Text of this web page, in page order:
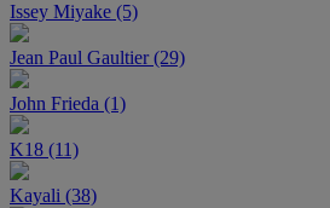
Issey Miyake (5)
Jean Paul Gaultier (29)
John Frieda (1)
K18 (11)
Kayali (38)